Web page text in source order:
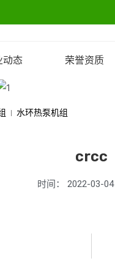
动态 荣誉资质
水环热泵机组
crcc
时间： 2022-03-04